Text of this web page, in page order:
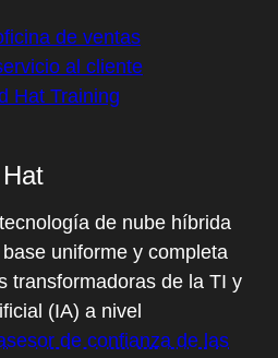
de ventas
al cliente
Hat Training
de nube híbrida
uniforme y completa
transformadoras de la TI y
(IA) a nivel
de confianza de las